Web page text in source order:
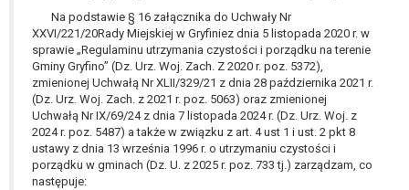
Na podstawie § 16 załącznika do Uchwały Nr
XXVI/221/20Rady Miejskiej w Gryfiniez dnia 5 listopada 2020 r. w
sprawie „Regulaminu utrzymania czystości i porządku na terenie
Gminy Gryfino” (Dz. Urz. Woj. Zach. Z 2020 r. poz. 5372),
zmienionej Uchwałą Nr XLII/329/21 z dnia 28 października 2021 r.
(Dz. Urz. Woj. Zach. z 2021 r. poz. 5063) oraz zmienionej
Uchwałą Nr IX/69/24 z dnia 7 listopada 2024 r. (Dz. Urz. Woj. z
2024 r. poz. 5487) a także w związku z art. 4 ust 1 i ust. 2 pkt 8
ustawy z dnia 13 września 1996 r. o utrzymaniu czystości i
porządku w gminach (Dz. U. z 2025 r. poz. 733 tj.) zarządzam, co
następuje:
niezbędność przetwarzania do celów
wynikających z prawnie
uzasadnionych interesów
realizowanych przez administratora
lub przez stronę trzecią.
Z przyczyn związanych z Pani/Pana
szczególną sytuacją. W razie wniesienia
sprzeciwu, administrator nie może już
przetwarzać tych danych osobowych, chyba